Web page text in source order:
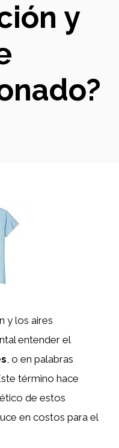
y
y los aires
entender el
, o en palabras
término hace
de estos
en costos para el